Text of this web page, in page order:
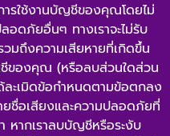
รใช้งานบัญชีของคุณโดยไม่
อดภัยอื่นๆ ทางเราจะไม่รับ
มถึงความเสียหายที่เกิดขึ้น
ชีของคุณ (หรือลบส่วนใดส่วน
ะเมิดข้อกำหนดตามข้อตกลง
ยชื่อเสียงและความปลอดภัยที่
หากเราลบบัญชีหรือระงับ